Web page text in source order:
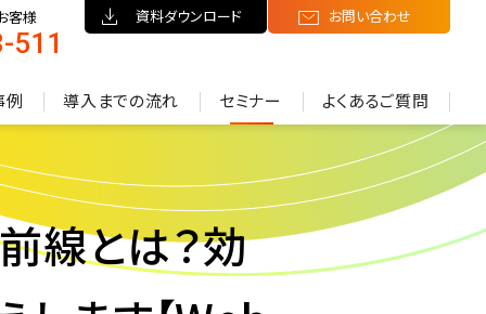
客様
511
資料ダウンロード お問い合わせ
例 導入までの流れ セミナー よくあるご質問
線とは？効